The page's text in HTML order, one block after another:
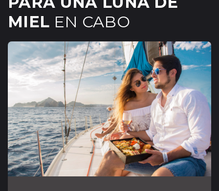
MIEL EN CABO